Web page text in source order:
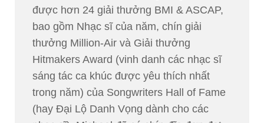
được hơn 24 giải thưởng BMI & ASCAP,
bao gồm Nhạc sĩ của năm, chín giải
thưởng Million-Air và Giải thưởng
Hitmakers Award (vinh danh các nhạc sĩ
sáng tác ca khúc được yêu thích nhất
trong năm) của Songwriters Hall of Fame
(hay Đại Lộ Danh Vọng dành cho các